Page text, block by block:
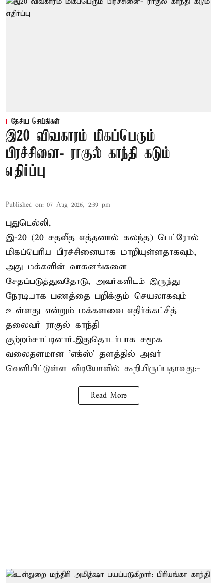
தேசிய செய்திகள்
இ20 விவகாரம் மிகப்பெரும்
பிரச்சினை- ராகுல் காந்தி கடும்
எதிர்ப்பு
Published on: 07 Aug 2026, 2:39 pm
புதுடெல்லி,
இ-20 (20 சதவீத எத்தனால் கலந்த) பெட்ரோல்
மிகப்பெரிய பிரச்சினையாக மாறியுள்ளதாகவும்,
அது மக்களின் வாகனங்களை
சேதப்படுத்துவதோடு, அவர்களிடம் இருந்து
நேரடியாக பணத்தை பறிக்கும் செயலாகவும்
உள்ளது என்றும் மக்களவை எதிர்க்கட்சித்
தலைவர் ராகுல் காந்தி
குற்றம்சாட்டினார்.இதுதொடர்பாக சமூக
வலைதளமான 'எக்ஸ்' தளத்தில் அவர்
வெளியிட்டுள்ள வீடியோவில் கூறியிருப்பதாவது:-
Read More